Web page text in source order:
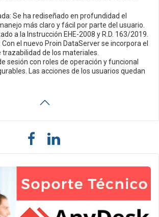
Se ha rediseñado en profundidad el
más claro y fácil por parte del usuario.
a la Instrucción EHE-2008 y R.D. 163/2019.
el nuevo Proin DataServer se incorpora el
de los materiales.
sesión con roles de operación y funcional
Las acciones de los usuarios quedan